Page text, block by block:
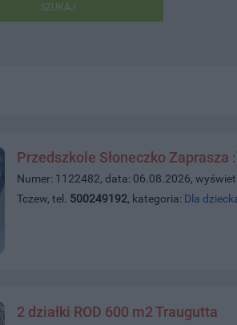
SZUKAJ
Przedszkole Słoneczko Zaprasza
Numer: 1122482, data: 06.08.2026,
Tczew, tel. 500249192, kategoria: Dla
2 działki ROD 600 m2 Traugutta